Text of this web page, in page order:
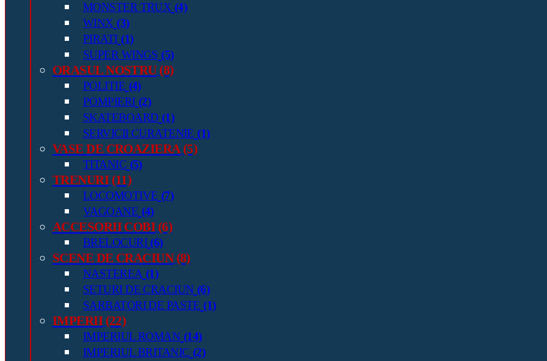
MONSTER TRUX (4)
WINX (3)
PIRATI (1)
SUPER WINGS (5)
ORASUL NOSTRU (8)
POLITIE (4)
POMPIERI (2)
SKATEBOARD (1)
SERVICII CURATENIE (1)
VASE DE CROAZIERA (5)
TITANIC (5)
TRENURI (11)
LOCOMOTIVE (7)
VAGOANE (4)
ACCESORII COBI (6)
BRELOCURI (6)
SCENE DE CRACIUN (8)
NASTEREA (1)
SETURI DE CRACIUN (6)
SARBATORI DE PASTE (1)
IMPERII (22)
IMPERIUL ROMAN (14)
IMPERIUL BRITANIC (2)